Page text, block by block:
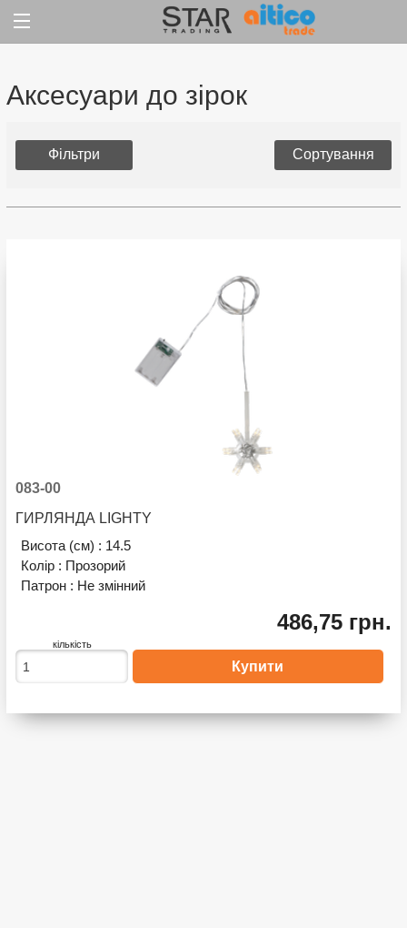
Jump
Аксесуари до зірок
Фільтри Сортування
083-00
ГИРЛЯНДА LIGHTY
Висота (см) : 14.5
Колір : Прозорий
Патрон : Не змінний
486,75 грн.
кількість